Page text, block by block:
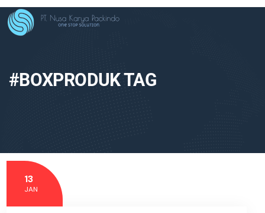
#BOXPRODUK TAG
13
JAN